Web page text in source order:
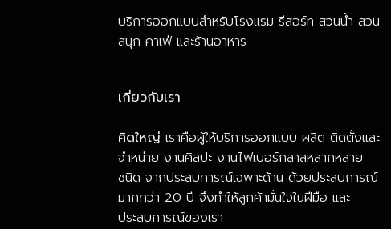
บริการออกแบบสำหรับโรงแรม รีสอร์ท สวนน้ำ สวน
สนุก คาเฟ่ และร้านอาหาร
เกี่ยวกับเรา
คิดใหญ่ เราคือผู้ให้บริการออกแบบ ผลิต ติดตั้งและ
จำหน่าย งานศิลปะ งานไฟเบอร์กลาสหลากหลาย
ชนิด จากประสบการณ์เฉพาะด้าน ด้วยประสบการณ์
มากกว่า 20 ปี จึงทำให้ลูกค้ามั่นใจในฝีมือ และ
ประสบการณ์ของเรา